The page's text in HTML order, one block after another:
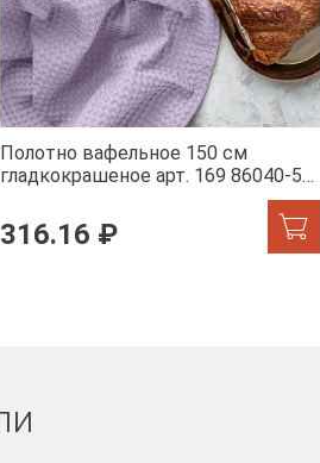
Полотно вафельное 150 см
гладкокрашеное арт. 169 86040-5
316.16 ₽